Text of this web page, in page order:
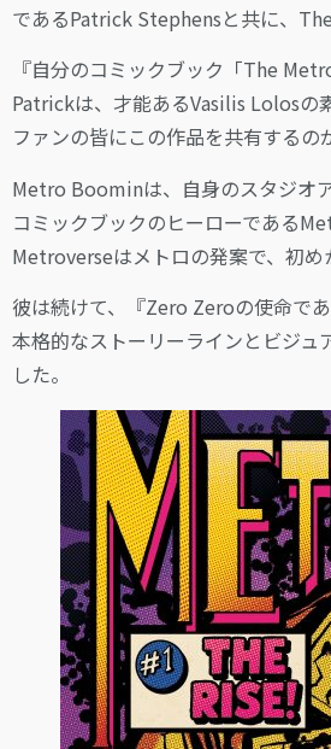
であるPatrick Stephensと共に、
『自分のコミックブック「The
Patrickは、才能あるVasilis Lolosの
ファンの皆にこの作品を共有するの
Metro Boominは、自身のスタジオ
コミックブックのヒーローである
Metroverseはメトロの発案で、初め
彼は続けて、『Zero Zeroの使命で
本格的なストーリーラインとビジ
した。